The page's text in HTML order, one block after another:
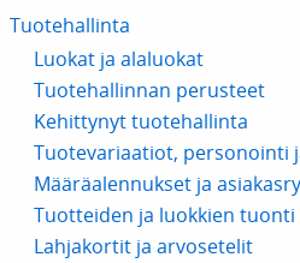
Tuotehallinta
Luokat ja alaluokat
Tuotehallinnan perusteet
Kehittynyt tuotehallinta
Tuotevariaatiot, personointi
Määräalennukset ja
Tuotteiden ja luokkien tuonti
Lahjakortit ja arvosetelit